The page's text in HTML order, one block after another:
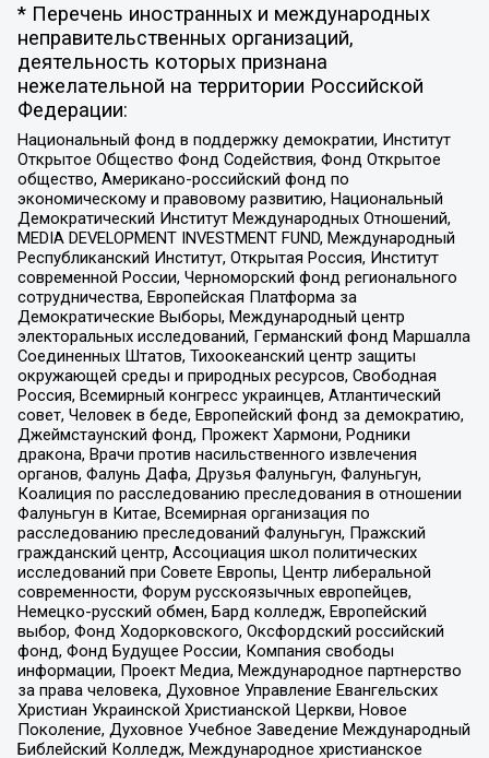
* Перечень иностранных и международных
неправительственных организаций,
деятельность которых признана
нежелательной на территории Российской
Федерации:
Национальный фонд в поддержку демократии, Институт
Открытое Общество Фонд Содействия, Фонд Открытое
общество, Американо-российский фонд по
экономическому и правовому развитию, Национальный
Демократический Институт Международных Отношений,
MEDIA DEVELOPMENT INVESTMENT FUND, Международный
Республиканский Институт, Открытая Россия, Институт
современной России, Черноморский фонд регионального
сотрудничества, Европейская Платформа за
Демократические Выборы, Международный центр
электоральных исследований, Германский фонд Маршалла
Соединенных Штатов, Тихоокеанский центр защиты
окружающей среды и природных ресурсов, Свободная
Россия, Всемирный конгресс украинцев, Атлантический
совет, Человек в беде, Европейский фонд за демократию,
Джеймстаунский фонд, Прожект Хармони, Родники
дракона, Врачи против насильственного извлечения
органов, Фалунь Дафа, Друзья Фалуньгун, Фалуньгун,
Коалиция по расследованию преследования в отношении
Фалуньгун в Китае, Всемирная организация по
расследованию преследований Фалуньгун, Пражский
гражданский центр, Ассоциация школ политических
исследований при Совете Европы, Центр либеральной
современности, Форум русскоязычных европейцев,
Немецко-русский обмен, Бард колледж, Европейский
выбор, Фонд Ходорковского, Оксфордский российский
фонд, Фонд Будущее России, Компания свободы
информации, Проект Медиа, Международное партнерство
за права человека, Духовное Управление Евангельских
Христиан Украинской Христианской Церкви, Новое
Поколение, Духовное Учебное Заведение Международный
Библейский Колледж, Международное христианское